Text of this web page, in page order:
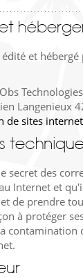
et hébergé
Technologies
Langenieux
de sites
secret des
Internet et
de prendre
à protéger
contamination